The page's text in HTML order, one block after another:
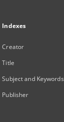
Indexes
Creator
Title
Subject and Keywords
Publisher